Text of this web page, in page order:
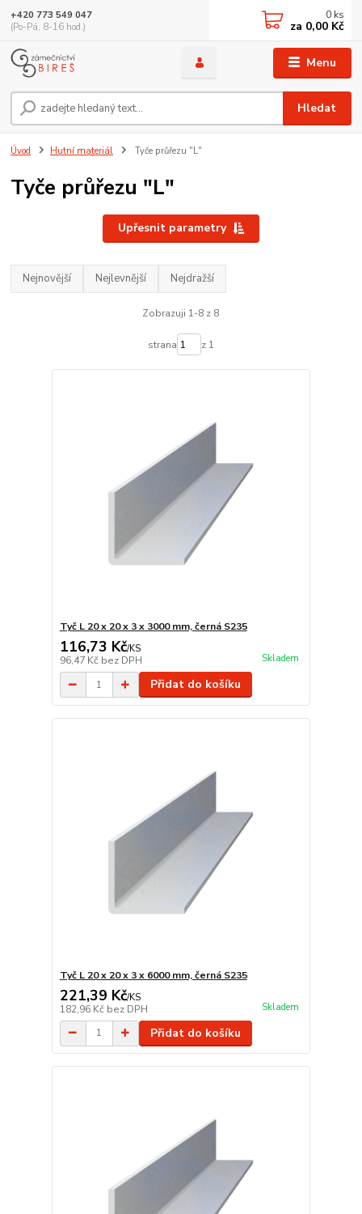
Menu
Hledat
+420 773 549 047
(Po-Pá, 8-16 hod.)
0 ks
za 0,00 Kč
Úvod Hutní materiál Tyče průřezu "L"
Tyče průřezu "L"
Upřesnit parametry
Nejnovější Nejlevnější Nejdražší
Zobrazuji 1-8 z 8
strana z 1
Tyč L 20 x 20 x 3 x 3000 mm, černá S235
116,73 Kč/KS
96,47 Kč bez DPH Skladem
Přidat do košíku
Tyč L 20 x 20 x 3 x 6000 mm, černá S235
221,39 Kč/KS
182,96 Kč bez DPH Skladem
Přidat do košíku